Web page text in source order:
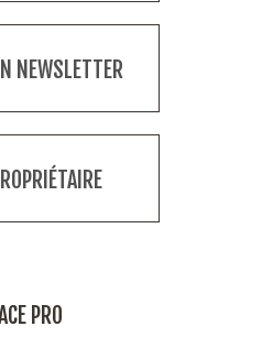
NEWSLETTER
PRO